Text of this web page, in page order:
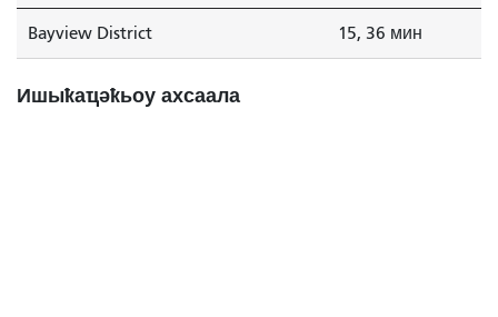
Bayview District 15, 36 мин
Ишыҟаҵәҟьоу ахсаала